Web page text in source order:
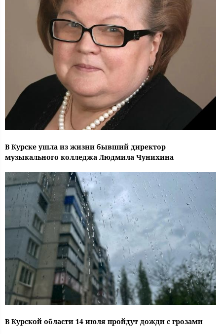
В Курске ушла из жизни бывший директор
музыкального колледжа Людмила Чунихина
В Курской области 14 июля пройдут дожди с грозами